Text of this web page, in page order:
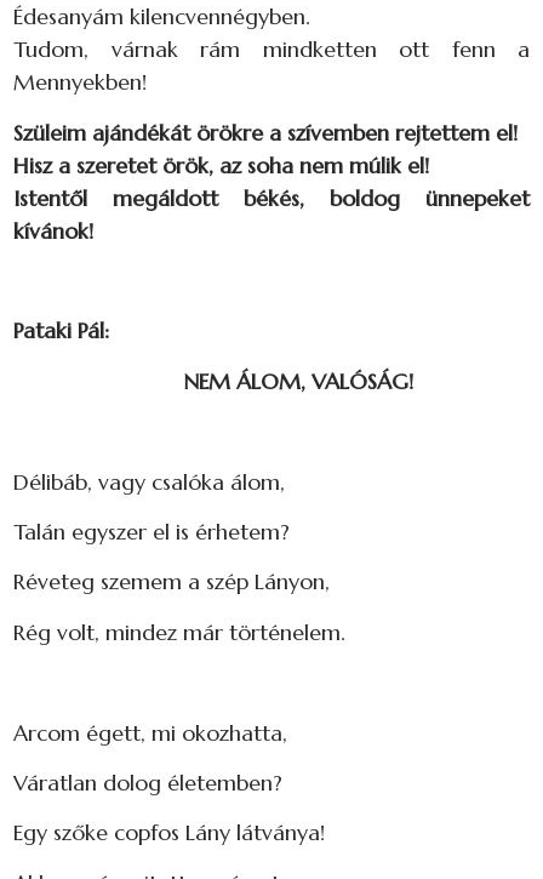
Édesanyám kilencvennégyben.
Tudom, várnak rám mindketten ott fenn a
Mennyekben!
Szüleim ajándékát örökre a szívemben rejtettem el!
Hisz a szeretet örök, az soha nem múlik el!
Istentől megáldott békés, boldog ünnepeket
kívánok!
Pataki Pál:
NEM ÁLOM, VALÓSÁG!
Délibáb, vagy csalóka álom,
Talán egyszer el is érhetem?
Réveteg szemem a szép Lányon,
Rég volt, mindez már történelem.
Arcom égett, mi okozhatta,
Váratlan dolog életemben?
Egy szőke copfos Lány látványa!